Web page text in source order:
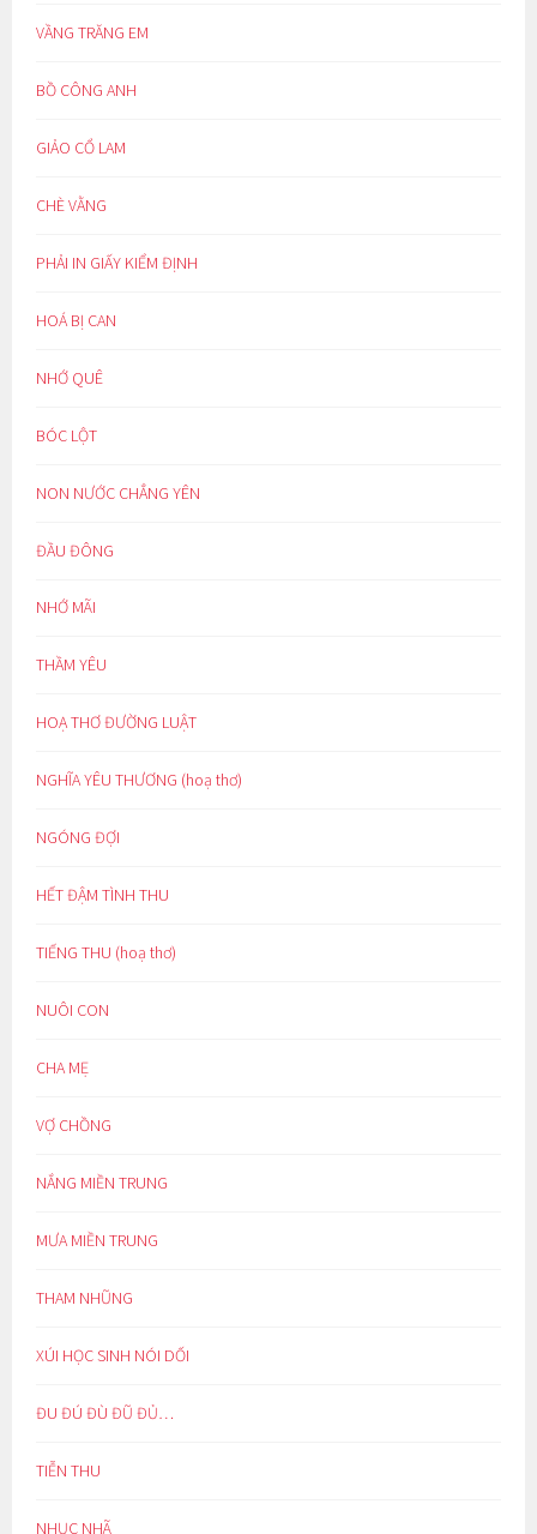
VẦNG TRĂNG EM
BỒ CÔNG ANH
GIẢO CỔ LAM
CHÈ VẰNG
PHẢI IN GIẤY KIỂM ĐỊNH
HOÁ BỊ CAN
NHỚ QUÊ
BÓC LỘT
NON NƯỚC CHẲNG YÊN
ĐẦU ĐÔNG
NHỚ MÃI
THẦM YÊU
HOẠ THƠ ĐƯỜNG LUẬT
NGHĨA YÊU THƯƠNG (hoạ thơ)
NGÓNG ĐỢI
HẾT ĐẬM TÌNH THU
TIẾNG THU (hoạ thơ)
NUÔI CON
CHA MẸ
VỢ CHỒNG
NẮNG MIỀN TRUNG
MƯA MIỀN TRUNG
THAM NHŨNG
XÚI HỌC SINH NÓI DỐI
ĐU ĐÚ ĐÙ ĐŨ ĐỦ…
TIỄN THU
NHỤC NHÃ